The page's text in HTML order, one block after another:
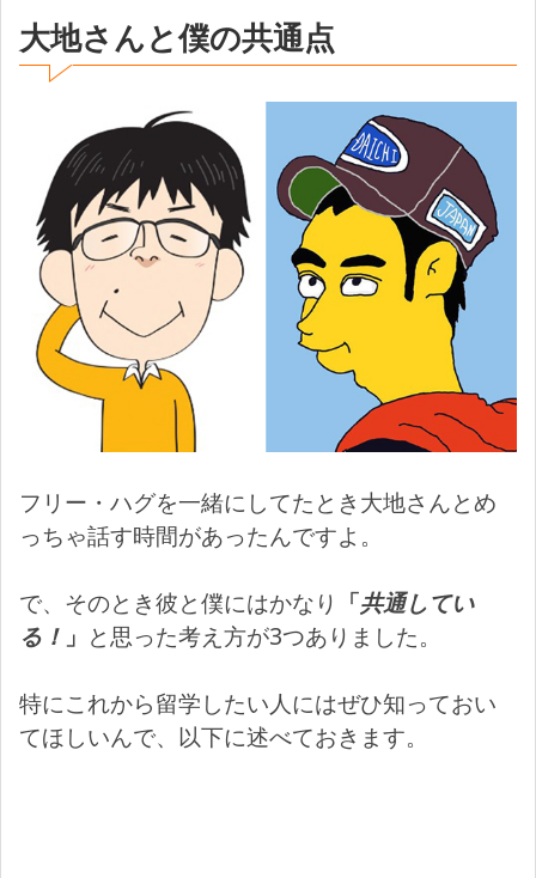
大地さんと僕の共通点
フリー・ハグを一緒にしてたとき大地さんとめ
っちゃ話す時間があったんですよ。
で、そのとき彼と僕にはかなり 「共通してい
る！」 と思った考え方が3つありました。
特にこれから留学したい人にはぜひ知っておい
てほしいんで、以下に述べておきます。